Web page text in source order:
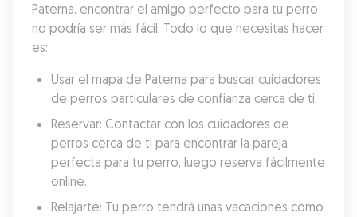
Paterna, encontrar el amigo perfecto para tu perro
no podría ser más fácil. Todo lo que necesitas hacer
es:
Usar el mapa de Paterna para buscar cuidadores
de perros particulares de confianza cerca de ti.
Reservar: Contactar con los cuidadores de
perros cerca de ti para encontrar la pareja
perfecta para tu perro, luego reserva fácilmente
online.
Relajarte: Tu perro tendrá unas vacaciones como